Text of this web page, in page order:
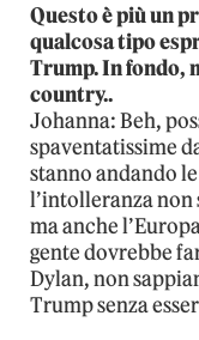
Questo è più un
qualcosa tipo
Trump. In fondo,
country..
Johanna: Beh,
spaventatissime
stanno andando
l’intolleranza non
ma anche
gente dovrebbe
Dylan, non
Trump senza